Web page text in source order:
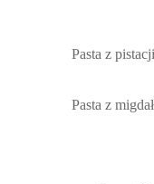
Pasta z pistacji
Pasta z